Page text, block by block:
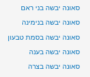
סאונה יבשה בני ראם
סאונה יבשה בנימינה
סאונה יבשה בסמת טבעון
סאונה יבשה בענה
סאונה יבשה בצרה